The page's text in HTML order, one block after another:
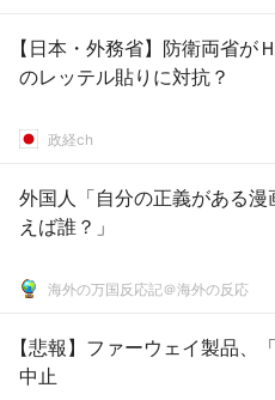
【日本・外務省】防衛両省
のレッテル貼りに対抗？
政経ch
外国人「自分の正義がある
えば誰？」
海外の万国反応記＠海外の反応
【悲報】ファーウェイ製品、
中止